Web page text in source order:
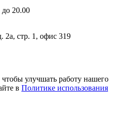
20.00
2а, стр. 1, офис 319
улучшать работу нашего
в Политике использования